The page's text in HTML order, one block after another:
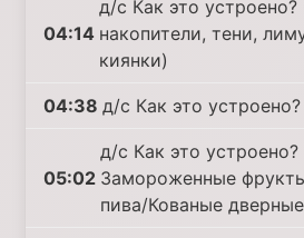
04:14
д/с Как это
накопители, тени,
киянки)
04:38 д/с Как это
05:02
д/с Как это
Замороженные
пива/Кованые